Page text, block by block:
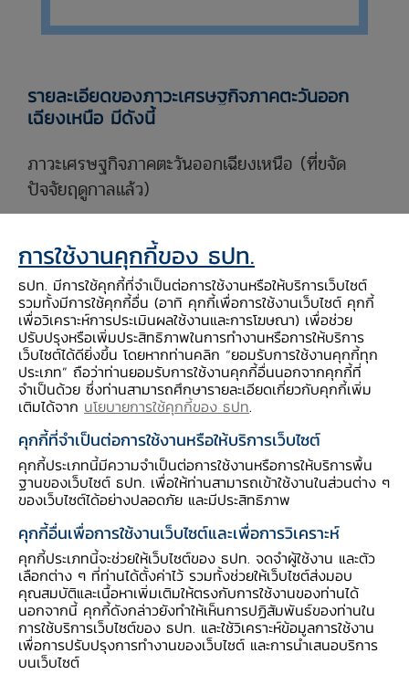
รายละเอียดของภาวะเศรษฐกิจภาคตะวันออก
เฉียงเหนือ มีดังนี้
ภาวะเศรษฐกิจภาคตะวันออกเฉียงเหนือ (ที่ขจัด
ปัจจัยฤดูกาลแล้ว)
รายได้เกษตรกร กลับมาขยายตัว
เดียวกันปีก่อน)
ตามผลผลิตข้าวเปลือกนาปรังที่ขยายตัว จากสภาพ
ภูมิอากาศที่เอื้ออำนวย ขณะที่ด้านราคาหดตัวต่อ
เนื่องจากราคามันสำปะหลัง ที่หดตัวตามความ
ต้องการของจีนที่ลดลงต่อเนื่อง ราคาอ้อยหดตัวจาก
ราคาอ้อยขั้นต้นที่ปรับลดลง และราคายางพาราหด
ตัว ตามทิศทางของราคาในตลาดโลกจากความกังวล
ผลกระทบมาตรการภาษีสหรัฐฯ
ภาคอุตสาหกรรม1ทรงตัว
ตามการผลิตอาหารที่ขยายตัวจากผลผลิตข้าวนาปรัง
ที่เพิ่มขึ้น การผลิตน้ำตาลขยายตัวตามคำสั่งซื้อของ
ประเทศคู่ค้า การผลิตชิ้นส่วนอิเล็กทรอนิกส์ขยายตัว
ตามการเร่งผลิตเพื่อส่งออกก่อนการบังคับใช้
มาตรการภาษีของสหรัฐฯ ขณะที่การผลิตเครื่องดื่ม
กลับมาหดตัวตามกิจกรรมทางเศรษฐกิจที่ลดลง และ
การใช้งานคุกกี้ของ ธปท.
ธปท. มีการใช้คุกกี้ที่จำเป็นต่อการใช้งานหรือให้บริการเว็บไซต์
รวมทั้งมีการใช้คุกกี้อื่น (อาทิ คุกกี้เพื่อการใช้งานเว็บไซต์ คุกกี้
เพื่อวิเคราะห์การประเมินผลใช้งานและการโฆษณา) เพื่อช่วย
ปรับปรุงหรือเพิ่มประสิทธิภาพในการทำงานหรือการให้บริการ
เว็บไซต์ได้ดียิ่งขึ้น โดยหากท่านคลิก “ยอมรับการใช้งานคุกกี้ทุก
ประเภท” ถือว่าท่านยอมรับการใช้งานคุกกี้อื่นนอกจากคุกกี้ที่
จำเป็นด้วย ซึ่งท่านสามารถศึกษารายละเอียดเกี่ยวกับคุกกี้เพิ่ม
เติมได้จาก นโยบายการใช้คุกกี้ของ ธปท.
คุกกี้ที่จำเป็นต่อการใช้งานหรือให้บริการเว็บไซต์
คุกกี้ประเภทนี้มีความจำเป็นต่อการใช้งานหรือการให้บริการพื้น
ฐานของเว็บไซต์ ธปท. เพื่อให้ท่านสามารถเข้าใช้งานในส่วนต่าง ๆ
ของเว็บไซต์ได้อย่างปลอดภัย และมีประสิทธิภาพ
คุกกี้อื่นเพื่อการใช้งานเว็บไซต์และเพื่อการวิเคราะห์
คุกกี้ประเภทนี้จะช่วยให้เว็บไซต์ของ ธปท. จดจำผู้ใช้งาน และตัว
เลือกต่าง ๆ ที่ท่านได้ตั้งค่าไว้ รวมทั้งช่วยให้เว็บไซต์ส่งมอบ
คุณสมบัติและเนื้อหาเพิ่มเติมให้ตรงกับการใช้งานของท่านได้
นอกจากนี้ คุกกี้ดังกล่าวยังทำให้เห็นการปฏิสัมพันธ์ของท่านใน
การใช้บริการเว็บไซต์ของ ธปท. และใช้วิเคราะห์ข้อมูลการใช้งาน
เพื่อการปรับปรุงการทำงานของเว็บไซต์ และการนำเสนอบริการ
บนเว็บไซต์